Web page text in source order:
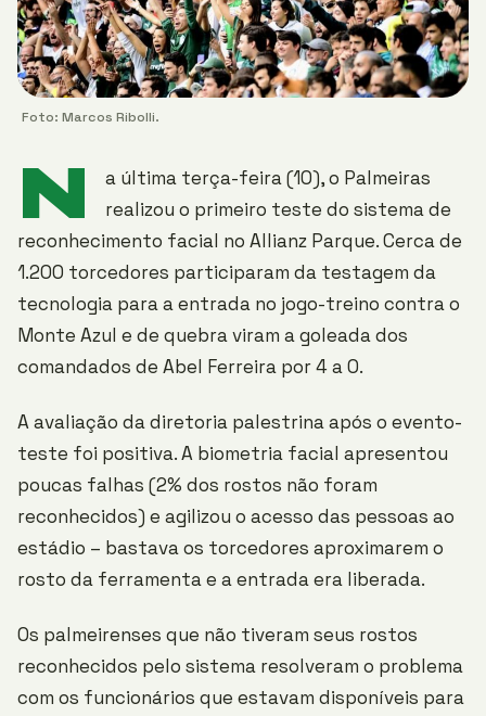
Foto: Marcos Ribolli.
N
a última terça-feira (10), o Palmeiras
realizou o primeiro teste do sistema de
reconhecimento facial no Allianz Parque. Cerca de
1.200 torcedores participaram da testagem da
tecnologia para a entrada no jogo-treino contra o
Monte Azul e de quebra viram a goleada dos
comandados de Abel Ferreira por 4 a 0.
A avaliação da diretoria palestrina após o evento-
teste foi positiva. A biometria facial apresentou
poucas falhas (2% dos rostos não foram
reconhecidos) e agilizou o acesso das pessoas ao
estádio – bastava os torcedores aproximarem o
rosto da ferramenta e a entrada era liberada.
Os palmeirenses que não tiveram seus rostos
reconhecidos pelo sistema resolveram o problema
com os funcionários que estavam disponíveis para